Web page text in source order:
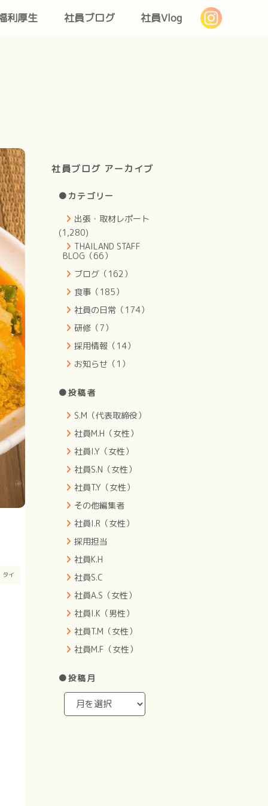
利厚生 社員ブログ 社員Vlog
タイ
社員ブログ アーカイブ
●カテゴリー
出張・取材レポート
(1,280)
THAILAND STAFF
BLOG（66）
ブログ（162）
食事（185）
社員の日常（174）
研修（7）
採用情報（14）
お知らせ（1）
●投稿者
S.M（代表取締役）
社員M.H（女性）
社員I.Y（女性）
社員S.N（女性）
社員T.Y（女性）
その他編集者
社員I.R（女性）
採用担当
社員K.H
社員S.C
社員A.S（女性）
社員I.K（男性）
社員T.M（女性）
社員M.F（女性）
●投稿月